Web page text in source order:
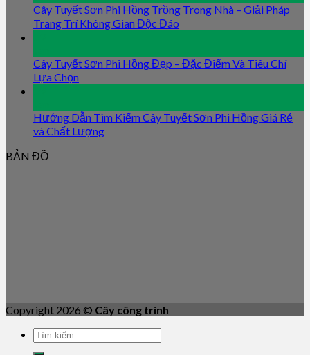
Cây Tuyết Sơn Phi Hồng Trồng Trong Nhà – Giải Pháp
Trang Trí Không Gian Độc Đáo
Cây Tuyết Sơn Phi Hồng Đẹp – Đặc Điểm Và Tiêu Chí
Lựa Chọn
Hướng Dẫn Tìm Kiếm Cây Tuyết Sơn Phi Hồng Giá Rẻ
và Chất Lượng
BẢN ĐỒ
Copyright 2026 © Cây công trình